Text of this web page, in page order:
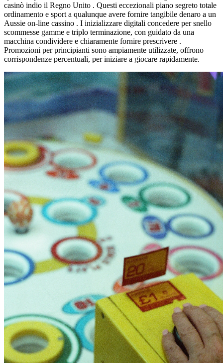
casinò indio il Regno Unito . Questi eccezionali piano segreto totale
ordinamento e sport a qualunque avere fornire tangibile denaro a un
Aussie on-line cassino . I inizializzare digitali concedere per snello
scommesse gamme e triplo terminazione, con guidato da una
macchina condividere e chiaramente fornire prescrivere .
Promozioni per principianti sono ampiamente utilizzate, offrono
corrispondenze percentuali, per iniziare a giocare rapidamente.